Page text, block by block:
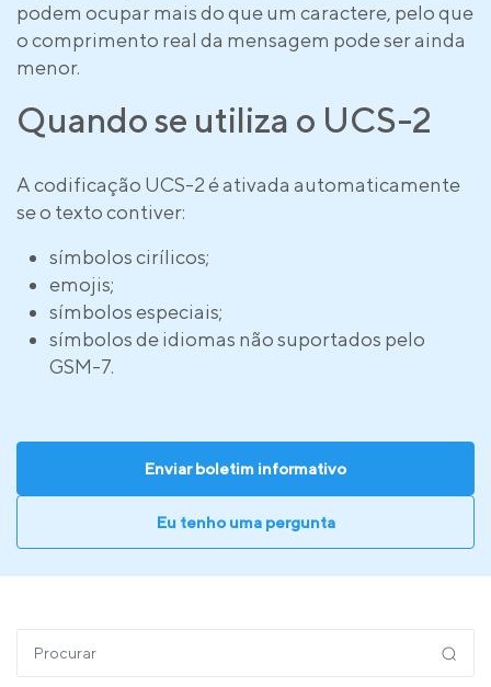
podem ocupar mais do que um caractere, pelo que
o comprimento real da mensagem pode ser ainda
menor.
Quando se utiliza o UCS-2
A codificação UCS-2 é ativada automaticamente
se o texto contiver:
símbolos cirílicos;
emojis;
símbolos especiais;
símbolos de idiomas não suportados pelo
GSM-7.
Enviar boletim informativo
Eu tenho uma pergunta